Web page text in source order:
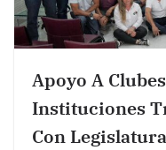
Apoyo A
Instituciones
Con